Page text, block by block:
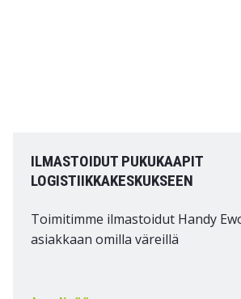
ILMASTOIDUT PUKUKAAPIT
LOGISTIIKKAKESKUKSEEN
Toimitimme ilmastoidut Handy
asiakkaan omilla väreillä